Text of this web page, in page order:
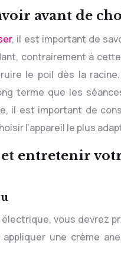
avant de
, il est important de
contrairement à
le poil dès la
terme que les
il est important de
l’appareil le plus
entretenir
électrique, vous devrez
une crème